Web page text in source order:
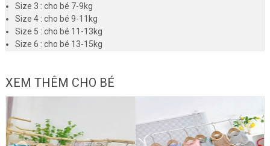
Size 3 : cho bé 7-9kg
Size 4 : cho bé 9-11kg
Size 5 : cho bé 11-13kg
Size 6 : cho bé 13-15kg
XEM THÊM CHO BÉ